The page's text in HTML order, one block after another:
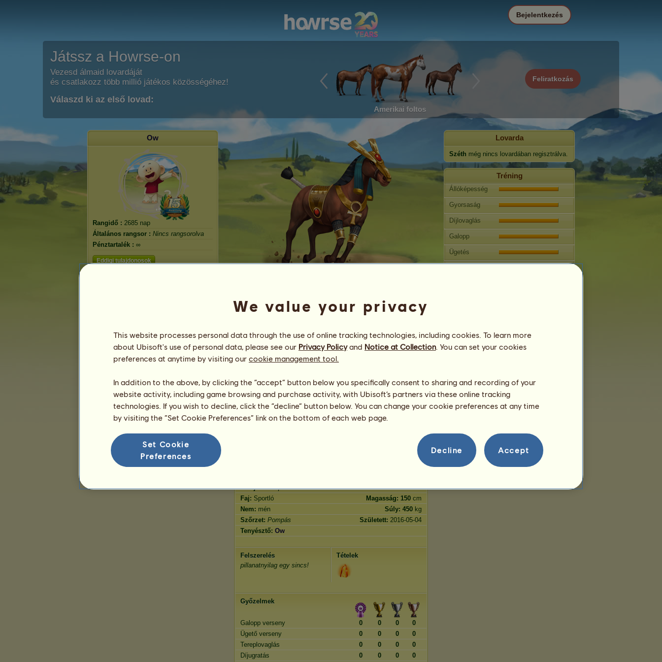
Játssz a Howrse-on
Vezesd álmaid lovardáját
és csatlakozz több millió játékos közösségéhez!
Válaszd ki az első lovad:
Amerikai foltos
Feliratkozás
Bejelentkezés
Ow
Rangidő : 2685 nap
Általános rangsor : Nincs rangsorolva
Pénztartalék : ∞
Eddigi tulajdonosok
Széth
08:00
Energia 100 %
Egészség
100%
Képességek Összesen:1200.00
Állóképesség
200.00
200.00
Galopp
200.00
Lófajta: Pompás Kor:4000 év
Faj: Sportló Magasság: 150 cm
Nem: mén Súly: 450 kg
Szőrzet: Pompás Született: 2016-05-04
Tenyésztő: Ow
Felszerelés
pillanatnyilag egy sincs!
Tételek
Győzelmek
Galopp verseny 0 0 0
0
Ügető verseny
0 0 0
0
Tereplovaglás
0 0 0
0
Díjugratás
0 0 0 0
Lovarda
Széth még nincs lovardában regisztrálva.
Tréning
Állóképesség
Gyorsaság
Díjlovaglás
Galopp
Ügetés
Családfa
We value your privacy
This website processes personal data through the use of online tracking technologies, including cookies. To learn more
about Ubisoft's use of personal data, please see our Privacy Policyand Notice at Collection. You can set your cookies
preferences at anytime by visiting our cookie management tool.
In addition to the above, by clicking the “accept” button below you specifically consent to sharing and recording of your
website activity, including game browsing and purchase activity, with Ubisoft’s partners via these online tracking
technologies. If you wish to decline, click the “decline” button below. You can change your cookie preferences at any time
by visiting the “Set Cookie Preferences” link on the bottom of each web page.
Set Cookie
Preferences
Decline Accept